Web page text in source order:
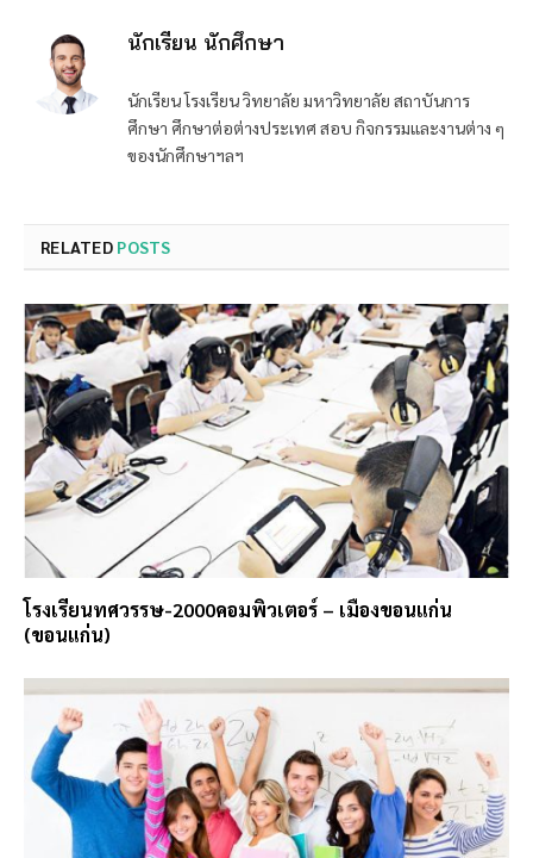
นักเรียน นักศึกษา
นักเรียน โรงเรียน วิทยาลัย มหาวิทยาลัย สถาบันการ
ศึกษา ศึกษาต่อต่างประเทศ สอบ กิจกรรมและงานต่าง ๆ
ของนักศึกษาฯลฯ
RELATED POSTS
โรงเรียนทศวรรษ-2000คอมพิวเตอร์ – เมืองขอนแก่น
(ขอนแก่น)